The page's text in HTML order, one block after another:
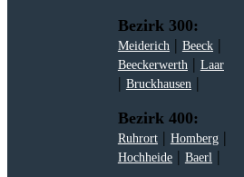
Bezirk 300:
Meiderich | Beeck|
Beeckerwerth | Laar
| Bruckhausen |
Bezirk 400:
Ruhrort| Homberg|
Hochheide| Baerl |